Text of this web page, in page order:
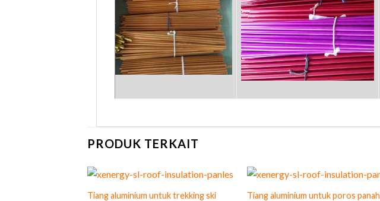
PRODUK TERKAIT
Tiang aluminium untuk trekking ski Tiang aluminium untuk poros panah